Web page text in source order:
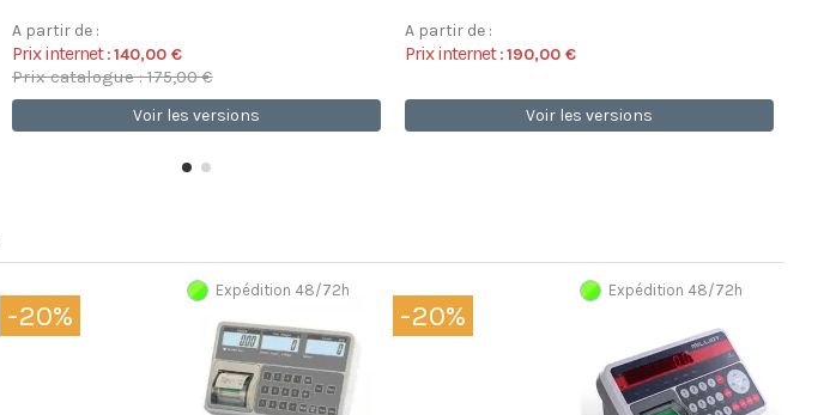
A partir de :
Prix internet :140,00 €
Prix catalogue : 175,00 €
Voir les versions
A partir de :
Prix internet :190,00 €
Voir les versions
-20%
Expédition 48/72h
-20%
Expédition 48/72h